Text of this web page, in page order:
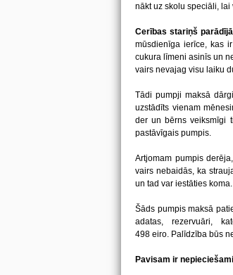
nākt uz skolu speciāli,
Cerības stariņš
mūsdienīga ierīce, kas
cukura līmeni asinīs un
vairs nevajag visu laiku
Tādi pumpji maksā
uzstādīts vienam
der un bērns veiksmīgi
pastāvīgais pumpis.
Artjomam pumpis
vairs nebaidās, ka
un tad var iestāties
Šāds pumpis maksā
adatas, rezervuāri,
498 eiro. Palīdzība būs
Pavisam ir